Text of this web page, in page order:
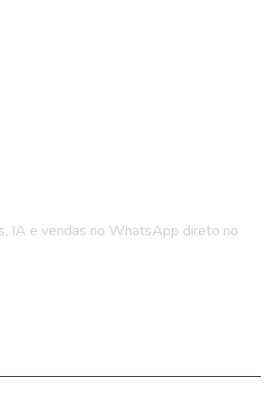
IA e vendas no WhatsApp direto no